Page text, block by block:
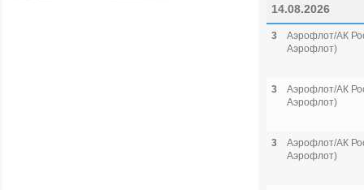
14.08.2026
3
Аэрофлот/АК
Аэрофлот)
3
Аэрофлот/АК
Аэрофлот)
3
Аэрофлот/АК
Аэрофлот)